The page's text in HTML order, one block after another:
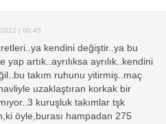
2012 | 00:45
kendini değiştir..ya bu
artık..ayrılıksa ayrılık..kendini
takım ruhunu yitirmiş..maç
uzaklaştıran korkak bir
kuruşluk takımlar tşk
öyle,burası hampadan 275